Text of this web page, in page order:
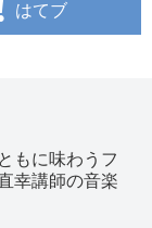
はてブ
もに味わうフ
幸講師の音楽